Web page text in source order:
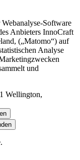
Software
Anbieters InnoCraft
(„Matomo“) auf
Analyse
und
Wellington,